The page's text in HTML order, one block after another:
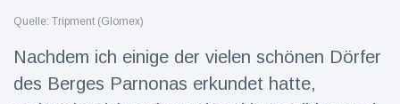
Lifestyle
Gesundheit & Fitness
Quelle: Tripment (Glomex)
Nachdem ich einige der vielen schönen Dörfer
des Berges Parnonas erkundet hatte,